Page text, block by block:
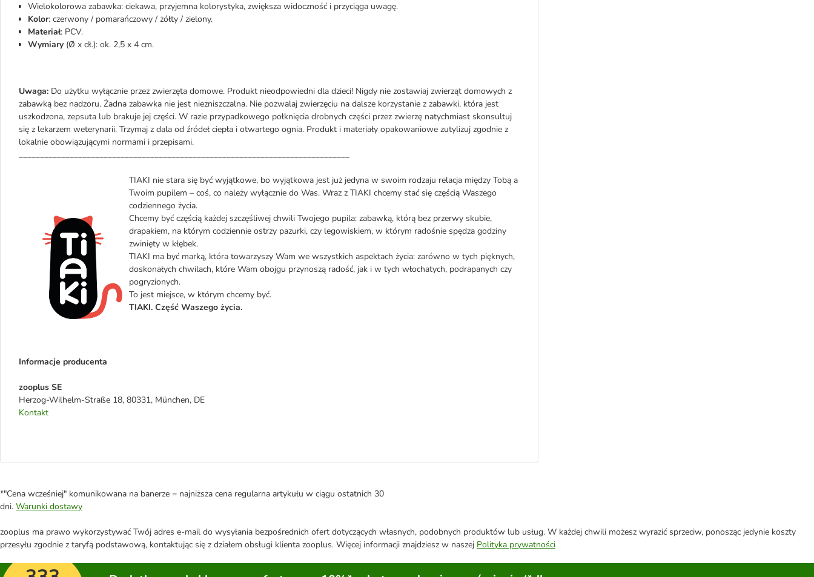
Wielokolorowa zabawka: ciekawa, przyjemna kolorystyka, zwiększa widoczność i przyciąga uwagę.
Kolor: czerwony / pomarańczowy / żółty / zielony.
Materiał: PCV.
Wymiary (Ø x dł.): ok. 2,5 x 4 cm.
Uwaga: Do użytku wyłącznie przez zwierzęta domowe. Produkt nieodpowiedni dla dzieci! Nigdy nie zostawiaj zwierząt domowych z
zabawką bez nadzoru. Żadna zabawka nie jest niezniszczalna. Nie pozwalaj zwierzęciu na dalsze korzystanie z zabawki, która jest
uszkodzona, zepsuta lub brakuje jej części. W razie przypadkowego połknięcia drobnych części przez zwierzę natychmiast skonsultuj
się z lekarzem weterynarii. Trzymaj z dala od źródeł ciepła i otwartego ognia. Produkt i materiały opakowaniowe zutylizuj zgodnie z
lokalnie obowiązującymi normami i przepisami.
______________________________________________________________________________
TIAKI nie stara się być wyjątkowe, bo wyjątkowa jest już jedyna w swoim rodzaju relacja między Tobą a
Twoim pupilem – coś, co należy wyłącznie do Was. Wraz z TIAKI chcemy stać się częścią Waszego
codziennego życia.
Chcemy być częścią każdej szczęśliwej chwili Twojego pupila: zabawką, którą bez przerwy skubie,
drapakiem, na którym codziennie ostrzy pazurki, czy legowiskiem, w którym radośnie spędza godziny
zwinięty w kłębek.
TIAKI ma być marką, która towarzyszy Wam we wszystkich aspektach życia: zarówno w tych pięknych,
doskonałych chwilach, które Wam obojgu przynoszą radość, jak i w tych włochatych, podrapanych czy
pogryzionych.
To jest miejsce, w którym chcemy być.
TIAKI. Część Waszego życia.
Informacje producenta
zooplus SE
Herzog-Wilhelm-Straße 18, 80331, München, DE
Kontakt
*"Cena wcześniej" komunikowana na banerze = najniższa cena regularna artykułu w ciągu ostatnich 30
dni. Warunki dostawy
zooplus ma prawo wykorzystywać Twój adres e-mail do wysyłania bezpośrednich ofert dotyczących własnych, podobnych produktów lub usług. W każdej chwili możesz wyrazić sprzeciw, ponosząc jedynie koszty
przesyłu zgodnie z taryfą podstawową, kontaktując się z działem obsługi klienta zooplus. Więcej informacji znajdziesz w naszej Polityka prywatności